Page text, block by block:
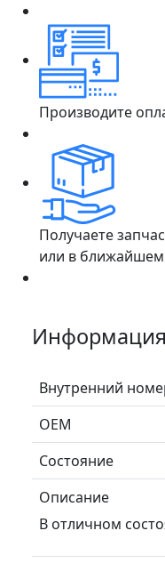
Производите
Получаете
или в
Информация
Внутренний
ОЕМ
Состояние
Описание
В отличном